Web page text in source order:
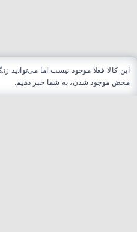
این کالا فعلا موجود نیست اما می‌توانید
محض موجود شدن، به شما خبر دهیم.